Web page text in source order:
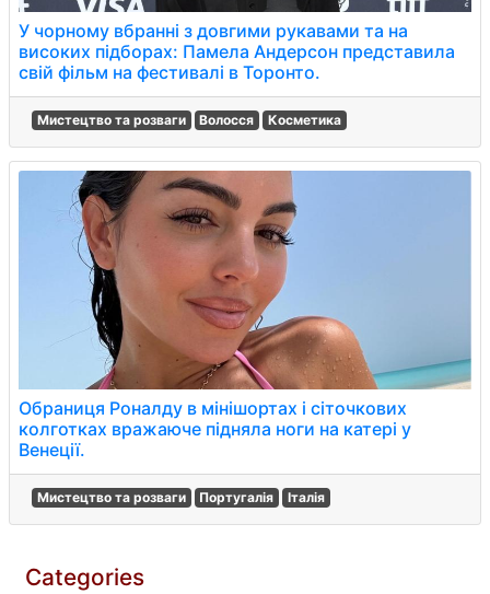
У чорному вбранні з довгими рукавами та на
високих підборах: Памела Андерсон представила
свій фільм на фестивалі в Торонто.
Мистецтво та розваги Волосся Косметика
Обраниця Роналду в мінішортах і сіточкових
колготках вражаюче підняла ноги на катері у
Венеції.
Мистецтво та розваги Португалія Італія
Categories